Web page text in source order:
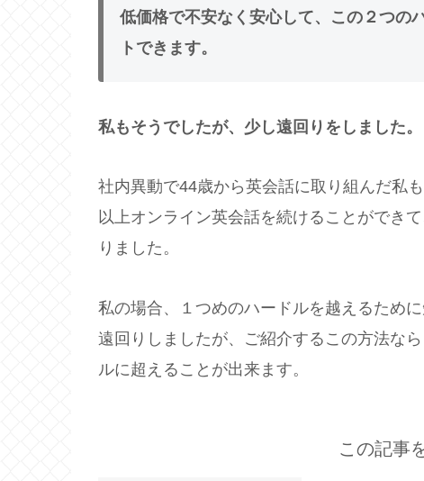
低価格で不安なく安心して、この２つの
トできます。
私もそうでしたが、少し遠回りをしました。
社内異動で44歳から英会話に取り組んだ私
以上オンライン英会話を続けることができ
りました。
私の場合、１つめのハードルを越えるため
遠回りしましたが、ご紹介するこの方法な
ルに超えることが出来ます。
この記事